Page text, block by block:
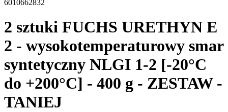
6010662832
2 sztuki FUCHS URETHYN E
2 - wysokotemperaturowy smar
syntetyczny NLGI 1-2 [-20°C
do +200°C] - 400 g - ZESTAW -
TANIEJ